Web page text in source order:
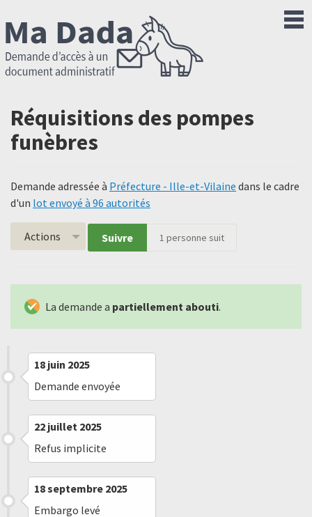
Réquisitions des pompes
funèbres
Demande adressée à Préfecture - Ille-et-Vilaine dans le cadre
d'un lot envoyé à 96 autorités
Actions Suivre 1 personne suit
La demande a partiellement abouti.
18 juin 2025
Demande envoyée
22 juillet 2025
Refus implicite
18 septembre 2025
Embargo levé